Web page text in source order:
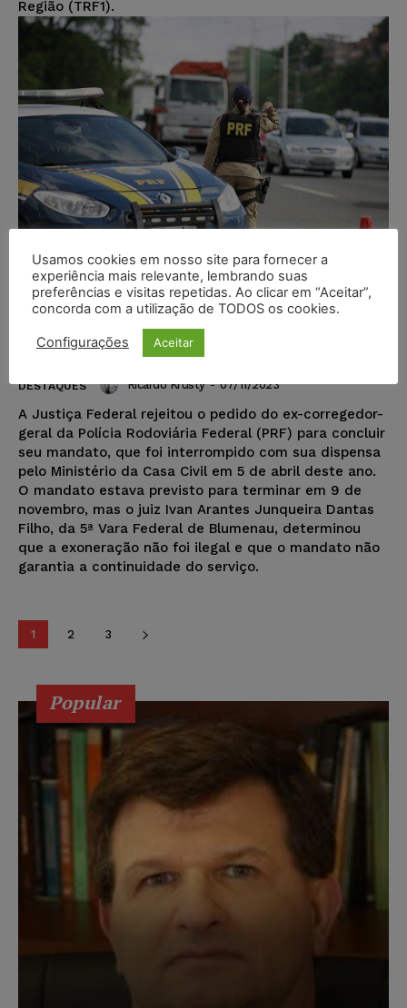
Região (TRF1).
Ex-corregedor-geral da PRF tem
pedido para concluir mandato
negado pela Justiça Federal
DESTAQUES Ricardo Krusty - 07/11/2023
A Justiça Federal rejeitou o pedido do ex-corregedor-
geral da Polícia Rodoviária Federal (PRF) para concluir
seu mandato, que foi interrompido com sua dispensa
pelo Ministério da Casa Civil em 5 de abril deste ano.
O mandato estava previsto para terminar em 9 de
novembro, mas o juiz Ivan Arantes Junqueira Dantas
Filho, da 5ª Vara Federal de Blumenau, determinou
que a exoneração não foi ilegal e que o mandato não
garantia a continuidade do serviço.
1 2 3
Popular
Usamos cookies em nosso site para fornecer a
experiência mais relevante, lembrando suas
preferências e visitas repetidas. Ao clicar em “Aceitar”,
concorda com a utilização de TODOS os cookies.
Configurações Aceitar